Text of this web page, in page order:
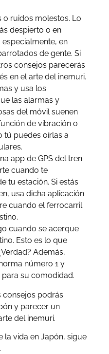
o ruidos molestos. Lo
despierto o en
en
de gente. Si
consejos parecerás
en el arte del inemuri.
y usa los
las alarmas y
del móvil suenen
de vibración o
tú puedes oírlas a
app de GPS del tren
cuando te
tu estación. Si estás
usa dicha aplicación
cuando el ferrocarril
cuando se acerque
Esto es lo que
Además,
número 1 y
su comodidad.
consejos podrás
y parecer un
del inemuri.
la vida en Japón, sigue
.